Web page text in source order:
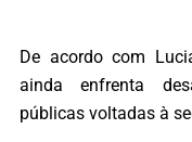
De acordo com
ainda enfrenta
públicas voltadas à